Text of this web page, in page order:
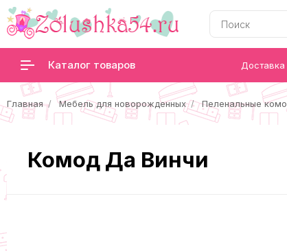
Каталог товаров Доставка
Главная Мебель для новорожденных Пеленальные
Комод Да Винчи